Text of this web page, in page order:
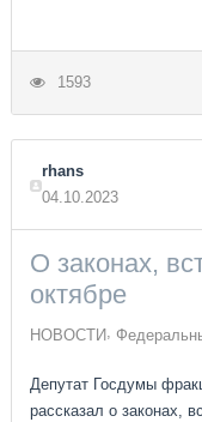
1593
rhans
04.10.2023
О законах,
октябре
НОВОСТИ
Депутат Госдумы
рассказал о законах,